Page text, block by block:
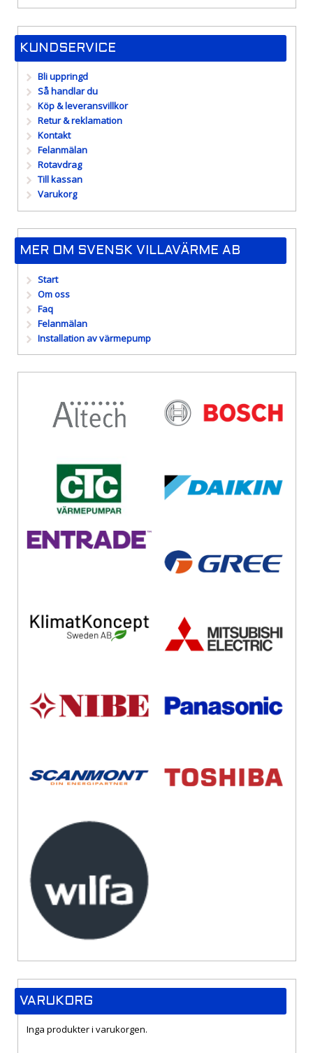
KUNDSERVICE
Bli uppringd
Så handlar du
Köp & leveransvillkor
Retur & reklamation
Kontakt
Felanmälan
Rotavdrag
Till kassan
Varukorg
MER OM SVENSK VILLAVÄRME AB
Start
Om oss
Faq
Felanmälan
Installation av värmepump
VARUKORG
Inga produkter i varukorgen.